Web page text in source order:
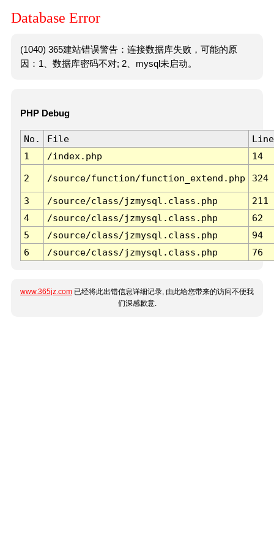
Database Error
(1040) 365建站错误警告：连接数据库失败，可能的原
因：1、数据库密码不对; 2、mysql未启动。
PHP Debug
No. File
Line
1
/index.php 14
2 /source/function/function_extend.php 324
3 /source/class/jzmysql.class.php
211
4
/source/class/jzmysql.class.php
62
5
/source/class/jzmysql.class.php
94
6
/source/class/jzmysql.class.php 76
www.365jz.com 已经将此出错信息详细记录, 由此给您带来的访问不便我
们深感歉意.